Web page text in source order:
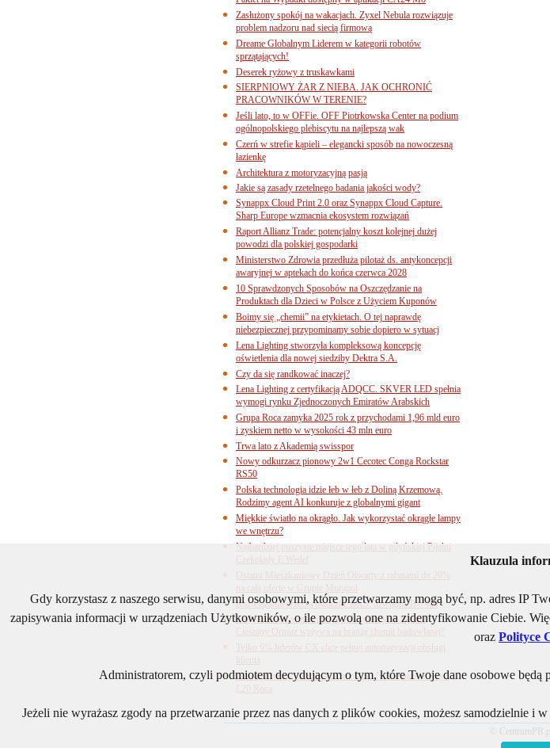
Zasłużony spokój na wakacjach. Zyxel Nebula rozwiązuje
problem nadzoru nad siecią firmową
Dreame Globalnym Liderem w kategorii robotów
sprzątających!
Deserek ryżowy z truskawkami
SIERPNIOWY ŻAR Z NIEBA. JAK OCHRONIĆ
PRACOWNIKÓW W TERENIE?
Jeśli lato, to w OFFie. OFF Piotrkowska Center na podium
ogólnopolskiego plebiscytu na najlepszą wak
Czerń w strefie kąpieli – elegancki sposób na nowoczesną
łazienkę
Architektura z motoryzacyjną pasją
Jakie są zasady rzetelnego badania jakości wody?
Synappx Cloud Print 2.0 oraz Synappx Cloud Capture.
Sharp Europe wzmacnia ekosystem rozwiązań
Raport Allianz Trade: potencjalny koszt kolejnej dużej
powodzi dla polskiej gospodarki
Ministerstwo Zdrowia przedłuża pilotaż ds. antykoncepcji
awaryjnej w aptekach do końca czerwca 2028
10 Sprawdzonych Sposobów na Oszczędzanie na
Produktach dla Dzieci w Polsce z Użyciem Kuponów
Boimy się „chemii” na etykietach. O tej naprawdę
niebezpiecznej przypominamy sobie dopiero w sytuacj
Lena Lighting stworzyła kompleksową koncepcję
oświetlenia dla nowej siedziby Dektra S.A.
Czy da się randkować inaczej?
Lena Lighting z certyfikacją ADQCC. SKVER LED spełnia
wymogi rynku Zjednoczonych Emiratów Arabskich
Grupa Roca zamyka 2025 rok z przychodami 1,96 mld euro
i zyskiem netto w wysokości 43 mln euro
Trwa lato z Akademią swisspor
Nowy odkurzacz pionowy 2w1 Cecotec Conga Rockstar
RS50
Polska technologia idzie łeb w łeb z Doliną Krzemową.
Rodzimy agent AI konkuruje z globalnymi gigant
Miękkie światło na okrągło. Jak wykorzystać okrągłe lampy
we wnętrzu?
Najbardziej puszyste miejsce tego lata w gdyńskiej Pijalni
Czekolady E.Wedel
Ostatni Mieszkaniowy Dzień Otwarty z rabatami do 20%
na całą ofertę w Grupie Murapol
Rozwiązania przeciwpaniczne BKS: dźwignia B-7404
Ceny surowców pod presją. Jak sytuacja w rejonie
Cieśniny Ormuz wpływa na branżę chemii budowlanej?
Tylko 6% liderów CX chce pełnej automatyzacji obsługi
klienta
Odwaga formy, precyzja technologii. Nowe baterie Kay i
L20 Roca
©
Klauzula
Gdy korzystasz z naszego serwisu, danymi osobowymi, które przetwarzamy mogą być, np. adres IP
zapisywania informacji w urządzeniach Użytkowników, o ile pozwolą one na zidentyfikowanie Ciebie.
oraz Polityce
Administratorem, czyli podmiotem decydującym o tym, które Twoje dane osobowe
Jeżeli nie wyrażasz zgody na przetwarzanie przez nas danych z plików cookies, możesz samodzielnie i